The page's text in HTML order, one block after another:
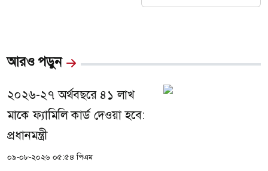
আরও পড়ুন
২০২৬-২৭ অর্থবছরে ৪১ লাখ
মাকে ফ্যামিলি কার্ড দেওয়া হবে:
প্রধানমন্ত্রী
০৯-০৮-২০২৬ ০৫:৫৪ পিএম